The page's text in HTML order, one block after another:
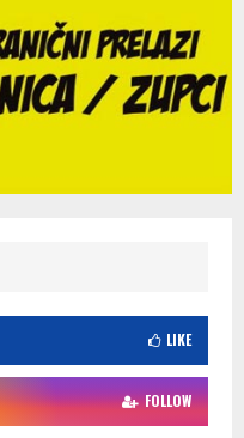
LIKE
FOLLOW